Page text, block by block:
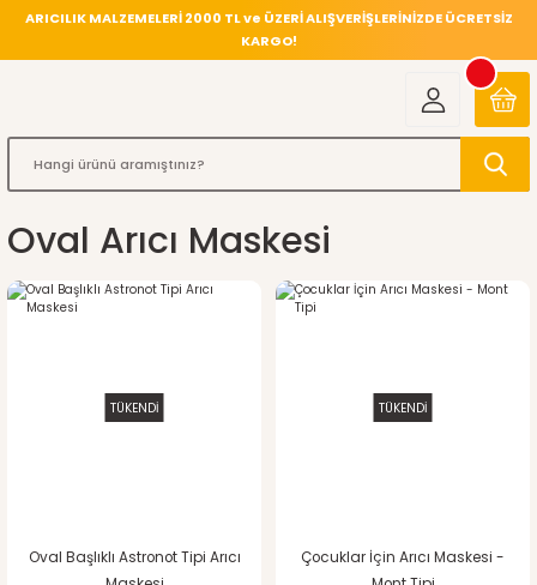
ARICILIK MALZEMELERİ 2000 TL ve ÜZERİ ALIŞVERİŞLERİNİZDE ÜCRETSİZ
KARGO!
Oval Arıcı Maskesi
TÜKENDİ
Oval Başlıklı Astronot Tipi Arıcı
TÜKENDİ
Çocuklar İçin Arıcı Maskesi -